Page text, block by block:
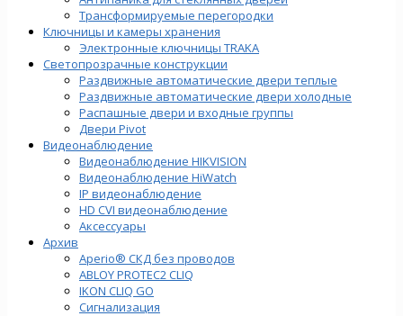
Трансформируемые перегородки
Ключницы и камеры хранения
Электронные ключницы TRAKA
Светопрозрачные конструкции
Раздвижные автоматические двери теплые
Раздвижные автоматические двери холодные
Распашные двери и входные группы
Двери Pivot
Видеонаблюдение
Видеонаблюдение HIKVISION
Видеонаблюдение HiWatch
IP видеонаблюдение
HD CVI видеонаблюдение
Аксессуары
Архив
Aperio® СКД без проводов
ABLOY PROTEC2 CLIQ
IKON CLIQ GO
Сигнализация